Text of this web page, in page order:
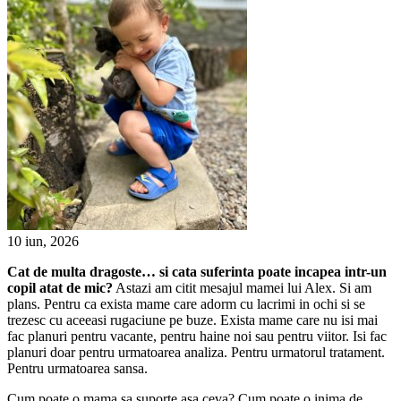
10 iun, 2026
Cat de multa dragoste… si cata suferinta poate incapea intr-un
copil atat de mic? Astazi am citit mesajul mamei lui Alex. Si am
plans. Pentru ca exista mame care adorm cu lacrimi in ochi si se
trezesc cu aceeasi rugaciune pe buze. Exista mame care nu isi mai
fac planuri pentru vacante, pentru haine noi sau pentru viitor. Isi fac
planuri doar pentru urmatoarea analiza. Pentru urmatorul tratament.
Pentru urmatoarea sansa.